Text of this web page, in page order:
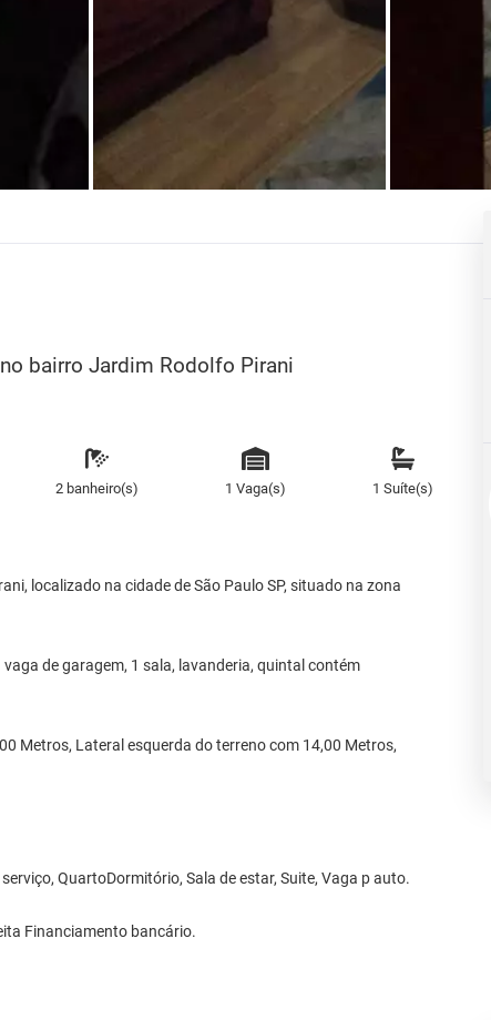
bairro Jardim Rodolfo Pirani
2 banheiro(s) 1 Vaga(s) 1 Suíte(s)
localizado na cidade de São Paulo SP, situado na zona
de garagem, 1 sala, lavanderia, quintal contém
Metros, Lateral esquerda do terreno com 14,00 Metros,
QuartoDormitório, Sala de estar, Suite, Vaga p auto.
Financiamento bancário.